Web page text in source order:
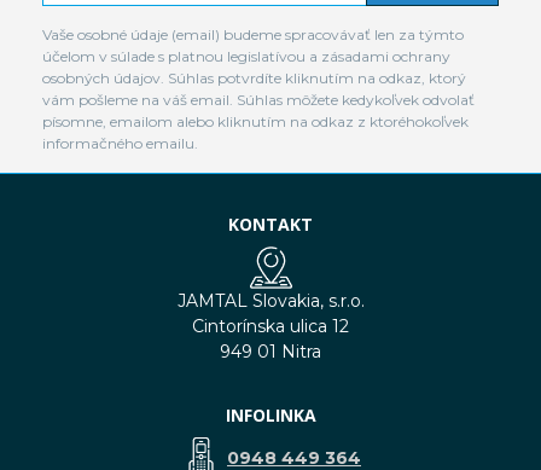
Vaše osobné údaje (email) budeme spracovávať len za týmto
účelom v súlade s platnou legislatívou a zásadami ochrany
osobných údajov. Súhlas potvrdíte kliknutím na odkaz, ktorý
vám pošleme na váš email. Súhlas môžete kedykoľvek odvolať
písomne, emailom alebo kliknutím na odkaz z ktoréhokoľvek
informačného emailu.
KONTAKT
JAMTAL Slovakia, s.r.o.
Cintorínska ulica 12
949 01 Nitra
INFOLINKA
0948 449 364